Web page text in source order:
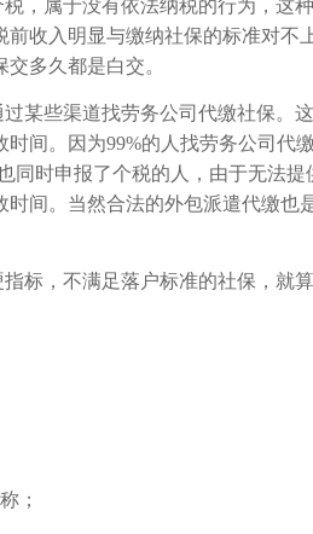
税，属于没有依法纳税的行为，这
收入明显与缴纳社保的标准对不
多久都是白交。
某些渠道找劳务公司代缴社保。
间。因为99%的人找劳务公司代
同时申报了个税的人，由于无法
间。当然合法的外包派遣代缴也
标，不满足落户标准的社保，就
；